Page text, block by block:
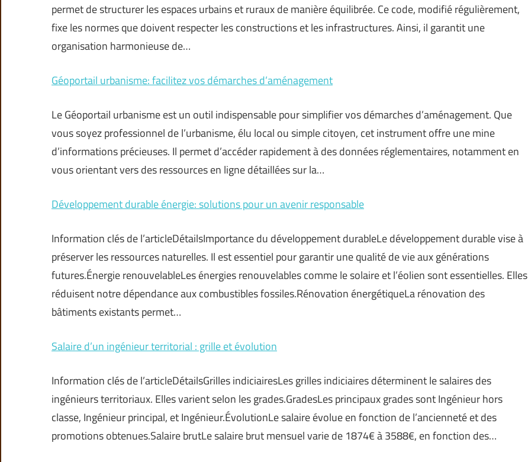
permet de structurer les espaces urbains et ruraux de manière équilibrée. Ce code, modifié régulièrement,
fixe les normes que doivent respecter les constructions et les infrastructures. Ainsi, il garantit une
organisation harmonieuse de…
Géoportail urbanisme: facilitez vos démarches d’aménagement
Le Géoportail urbanisme est un outil indispensable pour simplifier vos démarches d’aménagement. Que
vous soyez professionnel de l’urbanisme, élu local ou simple citoyen, cet instrument offre une mine
d’informations précieuses. Il permet d’accéder rapidement à des données réglementaires, notamment en
vous orientant vers des ressources en ligne détaillées sur la…
Développement durable énergie: solutions pour un avenir responsable
Information clés de l’articleDétailsImportance du développement durableLe développement durable vise à
préserver les ressources naturelles. Il est essentiel pour garantir une qualité de vie aux générations
futures.Énergie renouvelableLes énergies renouvelables comme le solaire et l’éolien sont essentielles. Elles
réduisent notre dépendance aux combustibles fossiles.Rénovation énergétiqueLa rénovation des
bâtiments existants permet…
Salaire d’un ingénieur territorial : grille et évolution
Information clés de l’articleDétailsGrilles indiciairesLes grilles indiciaires déterminent le salaires des
ingénieurs territoriaux. Elles varient selon les grades.GradesLes principaux grades sont Ingénieur hors
classe, Ingénieur principal, et Ingénieur.ÉvolutionLe salaire évolue en fonction de l’ancienneté et des
promotions obtenues.Salaire brutLe salaire brut mensuel varie de 1874€ à 3588€, en fonction des…